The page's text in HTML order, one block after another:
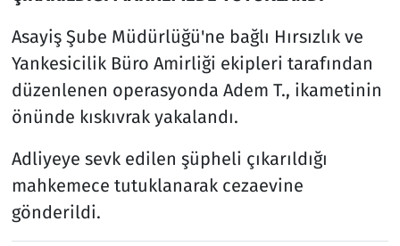
Asayiş Şube Müdürlüğü'ne bağlı Hırsızlık ve
Yankesicilik Büro Amirliği ekipleri tarafından
düzenlenen operasyonda Adem T., ikametinin
önünde kıskıvrak yakalandı.
Adliyeye sevk edilen şüpheli çıkarıldığı
mahkemece tutuklanarak cezaevine
gönderildi.